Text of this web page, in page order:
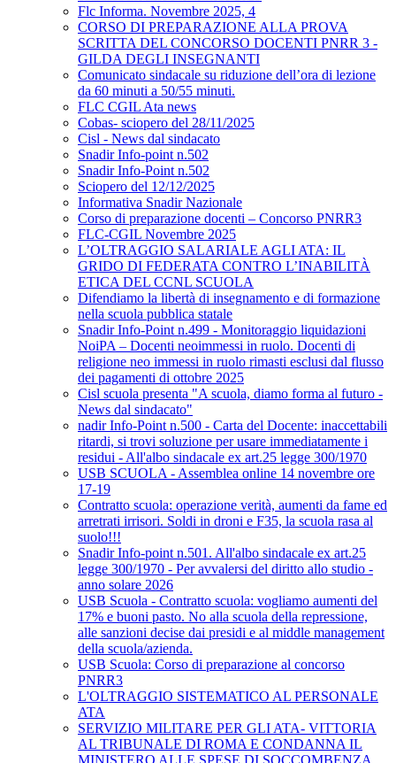
Flc Informa. Novembre 2025, 4
CORSO DI PREPARAZIONE ALLA PROVA
SCRITTA DEL CONCORSO DOCENTI PNRR 3 -
GILDA DEGLI INSEGNANTI
Comunicato sindacale su riduzione dell’ora di lezione
da 60 minuti a 50/55 minuti.
FLC CGIL Ata news
Cobas- sciopero del 28/11/2025
Cisl - News dal sindacato
Snadir Info-point n.502
Snadir Info-Point n.502
Sciopero del 12/12/2025
Informativa Snadir Nazionale
Corso di preparazione docenti – Concorso PNRR3
FLC-CGIL Novembre 2025
L’OLTRAGGIO SALARIALE AGLI ATA: IL
GRIDO DI FEDERATA CONTRO L’INABILITÀ
ETICA DEL CCNL SCUOLA
Difendiamo la libertà di insegnamento e di formazione
nella scuola pubblica statale
Snadir Info-Point n.499 - Monitoraggio liquidazioni
NoiPA – Docenti neoimmessi in ruolo. Docenti di
religione neo immessi in ruolo rimasti esclusi dal flusso
dei pagamenti di ottobre 2025
Cisl scuola presenta "A scuola, diamo forma al futuro -
News dal sindacato"
nadir Info-Point n.500 - Carta del Docente: inaccettabili
ritardi, si trovi soluzione per usare immediatamente i
residui - All'albo sindacale ex art.25 legge 300/1970
USB SCUOLA - Assemblea online 14 novembre ore
17-19
Contratto scuola: operazione verità, aumenti da fame ed
arretrati irrisori. Soldi in droni e F35, la scuola rasa al
suolo!!!
Snadir Info-point n.501. All'albo sindacale ex art.25
legge 300/1970 - Per avvalersi del diritto allo studio -
anno solare 2026
USB Scuola - Contratto scuola: vogliamo aumenti del
17% e buoni pasto. No alla scuola della repressione,
alle sanzioni decise dai presidi e al middle management
della scuola/azienda.
USB Scuola: Corso di preparazione al concorso
PNRR3
L'OLTRAGGIO SISTEMATICO AL PERSONALE
ATA
SERVIZIO MILITARE PER GLI ATA- VITTORIA
AL TRIBUNALE DI ROMA E CONDANNA IL